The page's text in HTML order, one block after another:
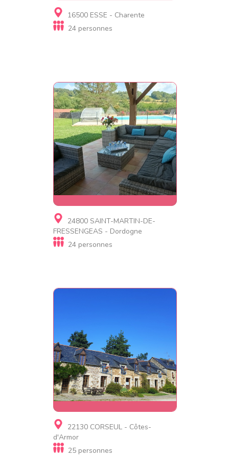
Gite, Chambre d'hôtes
+33621575767
16500 ESSE - Charente
24 personnes
Gite, Village de gites,
Résidence de tourisme,
Chambre d'hôtes, Gite de
luxe
24800 SAINT-MARTIN-DE-
FRESSENGEAS - Dordogne
24 personnes
Gite, Village de gites
La Julerie
22130 CORSEUL - Côtes-
d'Armor
25 personnes